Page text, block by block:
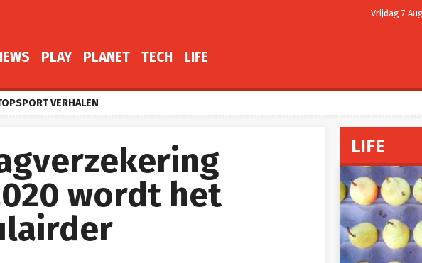
Vrijdag 7
PLAY PLANET TECH LIFE
VERHALEN
wordt het
LIFE